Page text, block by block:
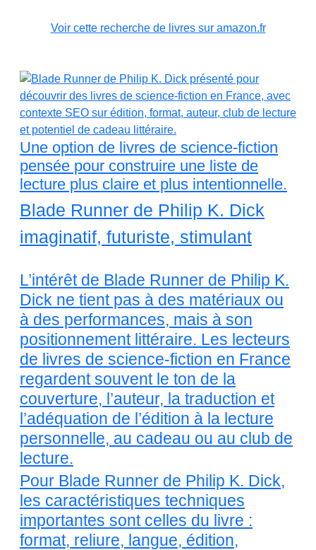
Voir cette recherche de livres sur amazon.fr
Une option de livres de science-fiction
pensée pour construire une liste de
lecture plus claire et plus intentionnelle.
Blade Runner de Philip K. Dick
imaginatif, futuriste, stimulant
L’intérêt de Blade Runner de Philip K.
Dick ne tient pas à des matériaux ou
à des performances, mais à son
positionnement littéraire. Les lecteurs
de livres de science-fiction en France
regardent souvent le ton de la
couverture, l’auteur, la traduction et
l’adéquation de l’édition à la lecture
personnelle, au cadeau ou au club de
lecture.
Pour Blade Runner de Philip K. Dick,
les caractéristiques techniques
importantes sont celles du livre :
format, reliure, langue, édition,